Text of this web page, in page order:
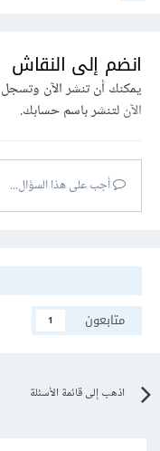
انضم إلى النقاش
يمكنك أن تنشر الآن
الآنلتنشر باسم حسابك.
أجب على هذا السؤال...
متابعون
1
اذهب إلى قائمة الأسئلة